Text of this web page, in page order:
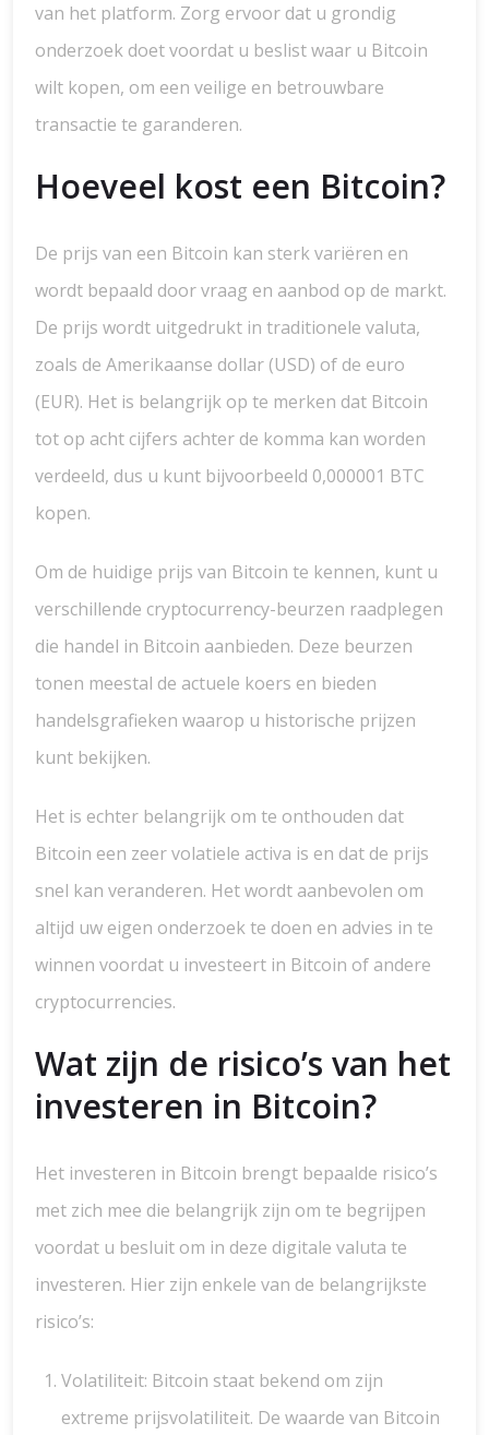
van het platform. Zorg ervoor dat u grondig
onderzoek doet voordat u beslist waar u Bitcoin
wilt kopen, om een veilige en betrouwbare
transactie te garanderen.
Hoeveel kost een Bitcoin?
De prijs van een Bitcoin kan sterk variëren en
wordt bepaald door vraag en aanbod op de markt.
De prijs wordt uitgedrukt in traditionele valuta,
zoals de Amerikaanse dollar (USD) of de euro
(EUR). Het is belangrijk op te merken dat Bitcoin
tot op acht cijfers achter de komma kan worden
verdeeld, dus u kunt bijvoorbeeld 0,000001 BTC
kopen.
Om de huidige prijs van Bitcoin te kennen, kunt u
verschillende cryptocurrency-beurzen raadplegen
die handel in Bitcoin aanbieden. Deze beurzen
tonen meestal de actuele koers en bieden
handelsgrafieken waarop u historische prijzen
kunt bekijken.
Het is echter belangrijk om te onthouden dat
Bitcoin een zeer volatiele activa is en dat de prijs
snel kan veranderen. Het wordt aanbevolen om
altijd uw eigen onderzoek te doen en advies in te
winnen voordat u investeert in Bitcoin of andere
cryptocurrencies.
Wat zijn de risico’s van het
investeren in Bitcoin?
Het investeren in Bitcoin brengt bepaalde risico’s
met zich mee die belangrijk zijn om te begrijpen
voordat u besluit om in deze digitale valuta te
investeren. Hier zijn enkele van de belangrijkste
risico’s:
Volatiliteit: Bitcoin staat bekend om zijn
extreme prijsvolatiliteit. De waarde van Bitcoin